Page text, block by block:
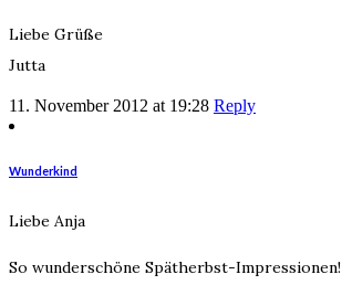
Liebe Grüße
Jutta
11. November 2012 at 19:28 Reply
Wunderkind
Liebe Anja
So wunderschöne Spätherbst-Impressionen!